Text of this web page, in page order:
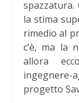
la stima
rimedio al
c’è, ma la
allora
ingegnere-
progetto